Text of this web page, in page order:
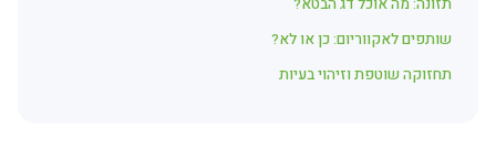
תזונה: מה אוכל דג הבטא?
שותפים לאקווריום: כן או לא?
תחזוקה שוטפת וזיהוי בעיות